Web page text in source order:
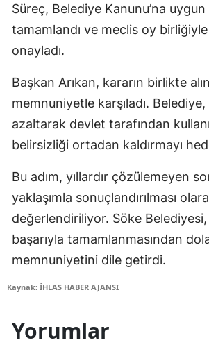
Süreç, Belediye Kanunu’na
tamamlandı ve meclis oy birliğiyle
onayladı.
Başkan Arıkan, kararın birlikte
memnuniyetle karşıladı.
azaltarak devlet tarafından
belirsizliği ortadan kaldırmayı
Bu adım, yıllardır çözülemeyen
yaklaşımla sonuçlandırılması
değerlendiriliyor. Söke
başarıyla tamamlanmasından
memnuniyetini dile getirdi.
Kaynak: İHLAS HABER AJANSI
Yorumlar